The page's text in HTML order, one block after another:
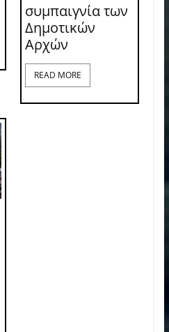
συμπαιγνία των
Δημοτικών
Αρχών
READ MORE